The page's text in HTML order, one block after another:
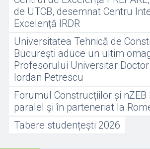
de UTCB, desemnat Centru
Excelență IRDR
Universitatea Tehnică de
București aduce un ultim
Profesorului Universitar
Iordan Petrescu
Forumul Construcțiilor și nZEB
paralel și în parteneriat la
Tabere studențești 2026